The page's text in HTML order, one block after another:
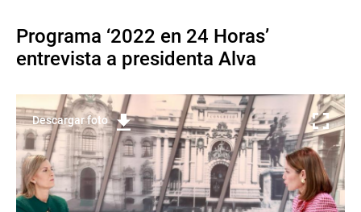
Programa ‘2022 en 24 Horas’
entrevista a presidenta Alva
Descargar foto